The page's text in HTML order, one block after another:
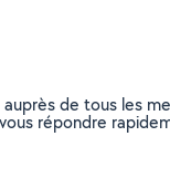
de tous les
répondre